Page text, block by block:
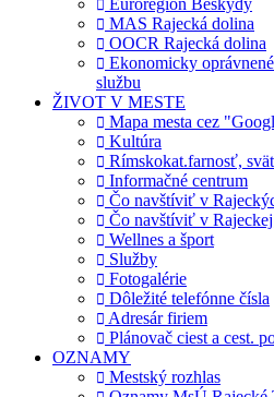
MAS Rajecká dolina
OOCR Rajecká dolina
Ekonomicky
službu
ŽIVOT V MESTE
Mapa mesta cez
Kultúra
Rímskokat.farnosť,
Informačné centrum
Čo navštíviť v
Čo navštíviť v
Wellnes a šport
Služby
Fotogalérie
Dôležité telefónne čísla
Adresár firiem
Plánovač ciest a cest.
OZNAMY
Mestský rozhlas